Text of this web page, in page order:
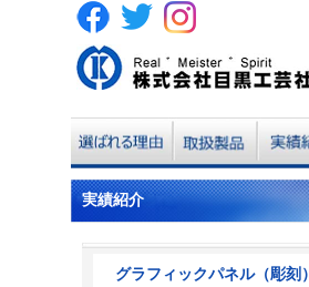
実績紹介
グラフィックパネル（彫刻）